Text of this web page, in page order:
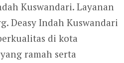
Kuswandari. Layanan
Deasy Indah Kuswandari
di kota
ramah serta